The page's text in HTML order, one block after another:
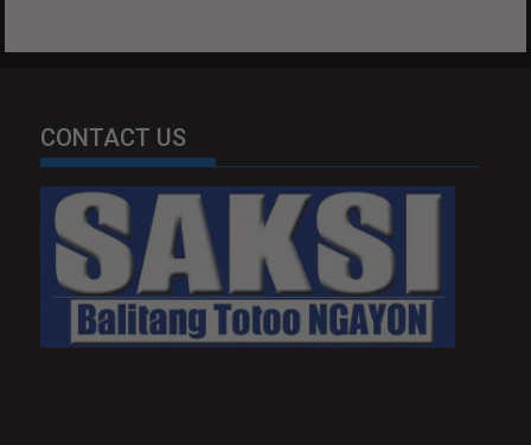
CONTACT US